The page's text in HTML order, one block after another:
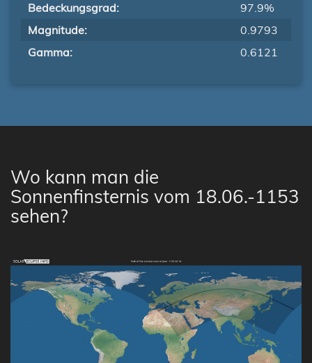
Bedeckungsgrad:
97.9%
Magnitude:
0.9793
Gamma:
0.6121
Wo kann man die
Sonnenfinsternis vom 18.06.-1153
sehen?